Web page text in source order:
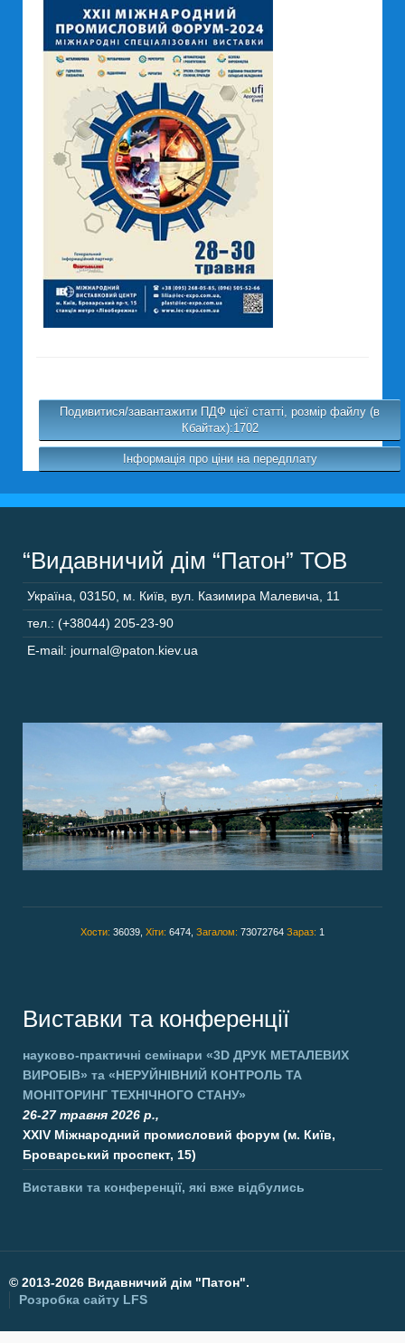
Подивитися/завантажити ПДФ цієї статті, розмір файлу (в
Кбайтах):1702
Інформація про ціни на передплату
“Видавничий дім “Патон” ТОВ
Україна 03150 м. Київ, вул. Казимира Малевича, 11
тел.: (+38044) 205-23-90
E-mail: journal@paton.kiev.ua
Хости: 36039, Хіти: 6474, Загалом: 73072764 Зараз: 1
Виставки та конференції
науково-практичні семінари «3D ДРУК МЕТАЛЕВИХ
ВИРОБІВ» та «НЕРУЙНІВНИЙ КОНТРОЛЬ ТА
МОНІТОРИНГ ТЕХНІЧНОГО СТАНУ»
26-27 травня 2026 р.,
XXIV Міжнародний промисловий форум (м. Київ,
Броварський проспект, 15)
Виставки та конференції, які вже відбулись
© 2013-2026 Видавничий дім "Патон".
Розробка сайту LFS